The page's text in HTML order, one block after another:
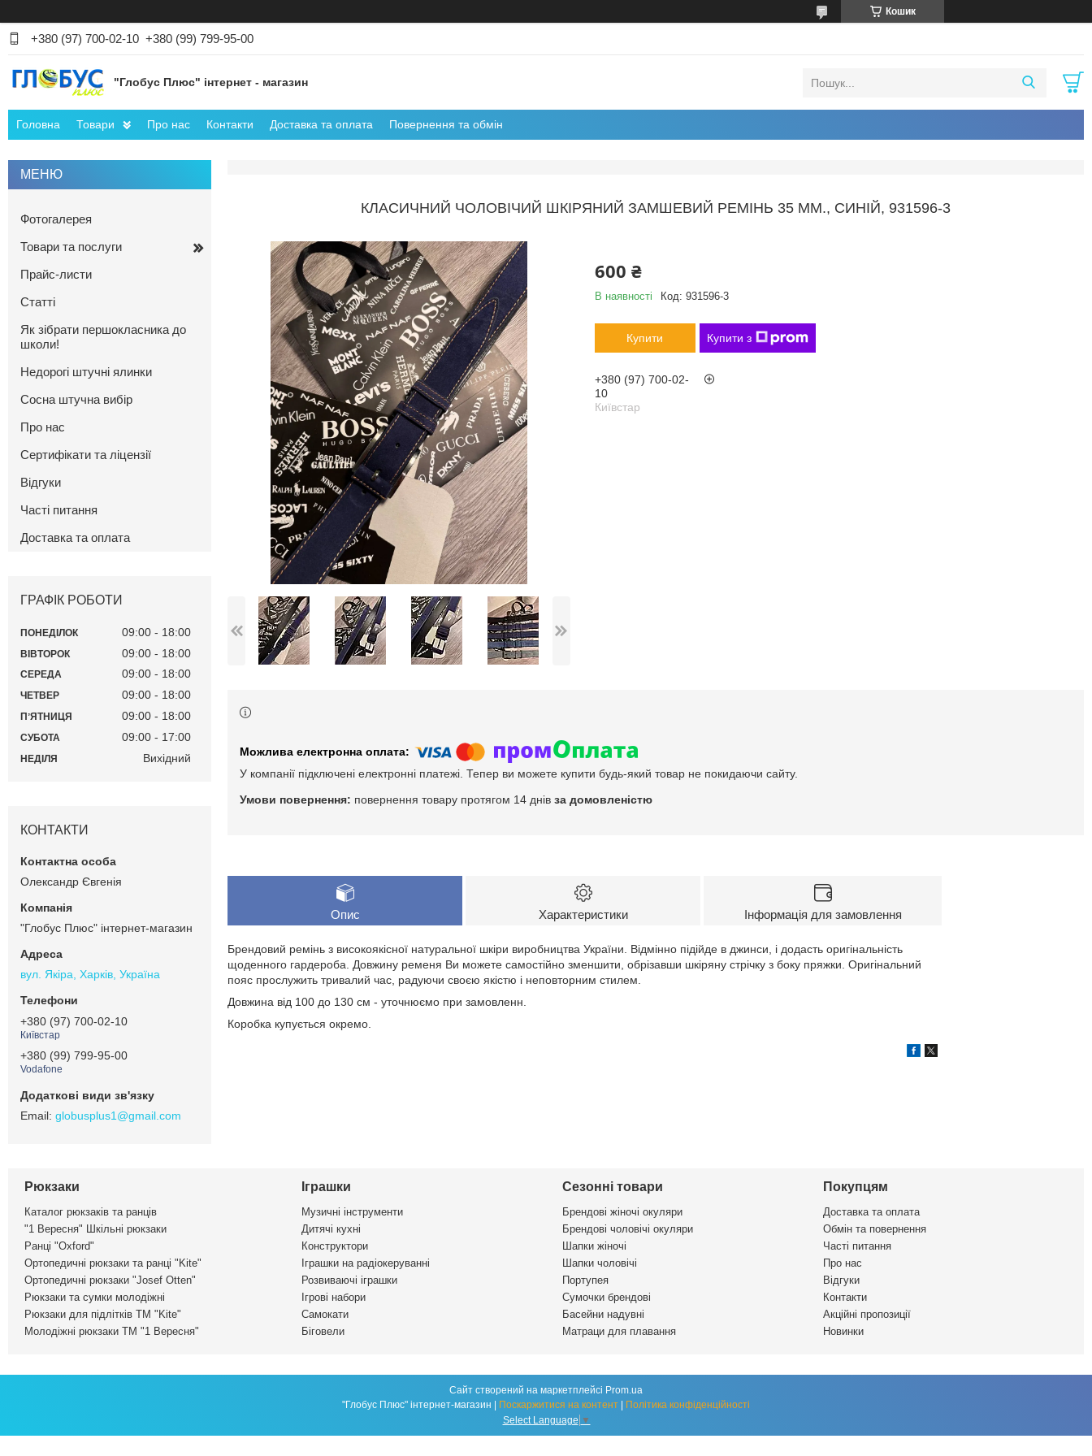
Кошик
+380 (97) 700-02-10 +380 (99) 799-95-00
"Глобус Плюс" інтернет - магазин
Головна Товари Про нас Контакти Доставка та оплата Повернення та обмін
КЛАСИЧНИЙ ЧОЛОВІЧИЙ ШКІРЯНИЙ ЗАМШЕВИЙ РЕМІНЬ 35 ММ., СИНІЙ, 931596-3
600 ₴
В наявності Код: 931596-3
Купити Купити з
+380 (97) 700-02-
10
Київстар
У компанії підключені електронні платежі. Тепер ви можете купити будь-який товар не покидаючи сайту.
повернення товару протягом 14 днів за домовленістю
Опис Характеристики Інформація для замовлення
Брендовий ремінь з високоякісної натуральної шкіри виробництва України. Відмінно підійде в джинси, і додасть оригінальність
щоденного гардероба. Довжину ременя Ви можете самостійно зменшити, обрізавши шкіряну стрічку з боку пряжки. Оригінальний
пояс прослужить тривалий час, радуючи своєю якістю і неповторним стилем.
Довжина від 100 до 130 см - уточнюємо при замовленн.
Коробка купується окремо.
Фотогалерея
Товари та послуги
Прайс-листи
Статті
Як зібрати першокласника до
школи!
Недорогі штучні ялинки
Сосна штучна вибір
Про нас
Сертифікати та ліцензії
Відгуки
Часті питання
Доставка та оплата
ГРАФІК РОБОТИ
ПОНЕДІЛОК 09:00 18:00
ВІВТОРОК 09:00 18:00
СЕРЕДА 09:00 18:00
ЧЕТВЕР 09:00 18:00
ПʼЯТНИЦЯ 09:00 18:00
СУБОТА 09:00 17:00
НЕДІЛЯ Вихідний
КОНТАКТИ
Олександр Євгенія
"Глобус Плюс" інтернет-магазин
вул. Якіра, Харків, Україна
+380 (97) 700-02-10
Київстар
+380 (99) 799-95-00
Vodafone
globusplus1@gmail.com
Рюкзаки
Каталог рюкзаків та ранців
"1 Вересня" Шкільні рюкзаки
Ранці "Oxford"
Ортопедичні рюкзаки та ранці "Kite"
Ортопедичні рюкзаки "Josef Otten"
Рюкзаки та сумки молодіжні
Рюкзаки для підлітків ТМ "Kite"
Молодіжні рюкзаки ТМ "1 Вересня"
Іграшки
Музичні інструменти
Дитячі кухні
Конструктори
Іграшки на радіокеруванні
Розвиваючі іграшки
Ігрові набори
Самокати
Біговели
Сезонні товари
Брендові жіночі окуляри
Брендові чоловічі окуляри
Шапки жіночі
Шапки чоловічі
Портупея
Сумочки брендові
Басейни надувні
Матраци для плавання
Покупцям
Доставка та оплата
Обмін та повернення
Часті питання
Про нас
Відгуки
Контакти
Акційні пропозиції
Новинки
Сайт створений на маркетплейсі Prom.ua
Поскаржитися на контент
Політика конфіденційності
Select Language ▼